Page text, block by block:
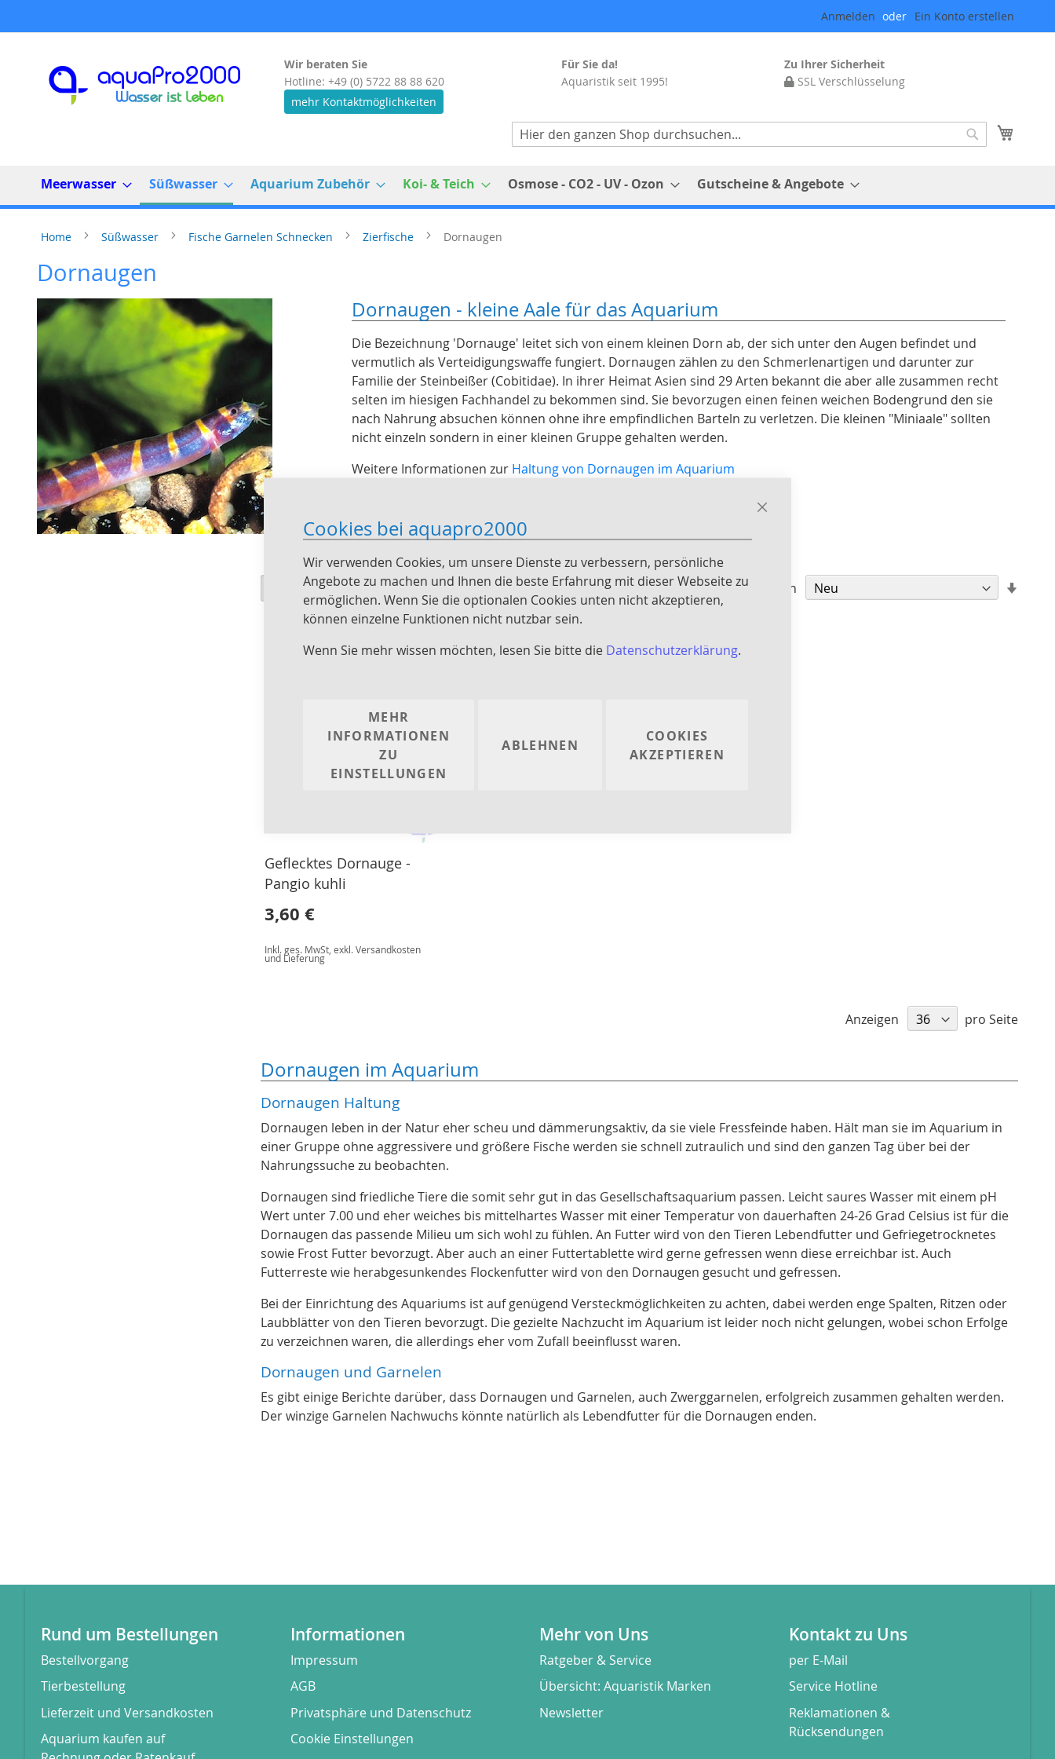
Close
Cookies bei aquapro2000
Wir verwenden Cookies, um unsere Dienste zu verbessern, persönliche
Angebote zu machen und Ihnen die beste Erfahrung mit dieser Webseite zu
ermöglichen. Wenn Sie die optionalen Cookies unten nicht akzeptieren,
können einzelne Funktionen nicht nutzbar sein.
Wenn Sie mehr wissen möchten, lesen Sie bitte die Datenschutzerklärung.
COOKIES
AKZEPTIEREN
MEHR
INFORMATIONEN
ZU
EINSTELLUNGEN
ABLEHNEN
zum
Anmelden Ein Konto erstellen
Wir beraten Sie
Hotline: +49 (0) 5722 88 88 620
mehr Kontaktmöglichkeiten
Für Sie da!
Aquaristik seit 1995!
Zu Ihrer Sicherheit
SSL Verschlüsselung
Suche
Meerwasser
Süßwasser Aquarium Zubehör Koi- & Teich Osmose - CO2 - UV - Ozon Gutscheine & Angebote
Home Süßwasser Fische Garnelen Schnecken Zierfische Dornaugen
Dornaugen
Dornaugen - kleine Aale für das Aquarium
Die Bezeichnung 'Dornauge' leitet sich von einem kleinen Dorn ab, der sich unter den Augen befindet und
vermutlich als Verteidigungswaffe fungiert. Dornaugen zählen zu den Schmerlenartigen und darunter zur
Familie der Steinbeißer (Cobitidae). In ihrer Heimat Asien sind 29 Arten bekannt die aber alle zusammen recht
selten im hiesigen Fachhandel zu bekommen sind. Sie bevorzugen einen feinen weichen Bodengrund den sie
nach Nahrung absuchen können ohne ihre empfindlichen Barteln zu verletzen. Die kleinen "Miniaale" sollten
nicht einzeln sondern in einer kleinen Gruppe gehalten werden.
Weitere Informationen zur Haltung von Dornaugen im Aquarium
Ansicht
als
RasterListe1Eintrag Sortieren nach
Geflecktes Dornauge -
Pangio kuhli
3,60 €
Inkl. ges. MwSt ,exkl.Versandkosten
und Lieferung
Anzeigen pro Seite
Dornaugen im Aquarium
Dornaugen Haltung
Dornaugen leben in der Natur eher scheu und dämmerungsaktiv, da sie viele Fressfeinde haben. Hält man sie im Aquarium in
einer Gruppe ohne aggressivere und größere Fische werden sie schnell zutraulich und sind den ganzen Tag über bei der
Nahrungssuche zu beobachten.
Dornaugen sind friedliche Tiere die somit sehr gut in das Gesellschaftsaquarium passen. Leicht saures Wasser mit einem pH
Wert unter 7.00 und eher weiches bis mittelhartes Wasser mit einer Temperatur von dauerhaften 24-26 Grad Celsius ist für die
Dornaugen das passende Milieu um sich wohl zu fühlen. An Futter wird von den Tieren Lebendfutter und Gefriegetrocknetes
sowie Frost Futter bevorzugt. Aber auch an einer Futtertablette wird gerne gefressen wenn diese erreichbar ist. Auch
Futterreste wie herabgesunkendes Flockenfutter wird von den Dornaugen gesucht und gefressen.
Bei der Einrichtung des Aquariums ist auf genügend Versteckmöglichkeiten zu achten, dabei werden enge Spalten, Ritzen oder
Laubblätter von den Tieren bevorzugt. Die gezielte Nachzucht im Aquarium ist leider noch nicht gelungen, wobei schon Erfolge
zu verzeichnen waren, die allerdings eher vom Zufall beeinflusst waren.
Dornaugen und Garnelen
Es gibt einige Berichte darüber, dass Dornaugen und Garnelen, auch Zwerggarnelen, erfolgreich zusammen gehalten werden.
Der winzige Garnelen Nachwuchs könnte natürlich als Lebendfutter für die Dornaugen enden.
Rund um Bestellungen
Bestellvorgang
Tierbestellung
Lieferzeit und Versandkosten
Aquarium kaufen auf
Informationen
Impressum
AGB
Privatsphäre und Datenschutz
Cookie Einstellungen
Mehr von Uns
Ratgeber & Service
Übersicht: Aquaristik Marken
Newsletter
Kontakt zu Uns
per E-Mail
Service Hotline
Reklamationen &
Rücksendungen